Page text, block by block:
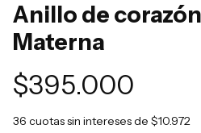
Anillo de
Materna
$395.000
36 cuotas sin intereses de $10.972